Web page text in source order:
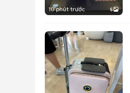
10 phút trước 5